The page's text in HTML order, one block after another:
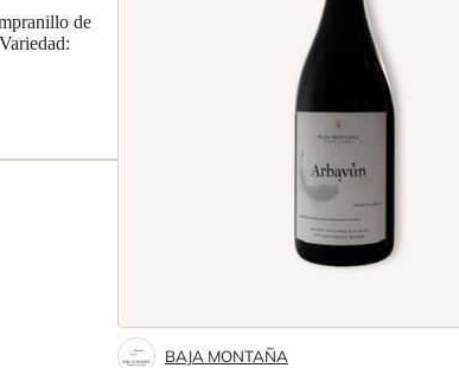
de
BAJA MONTAÑA